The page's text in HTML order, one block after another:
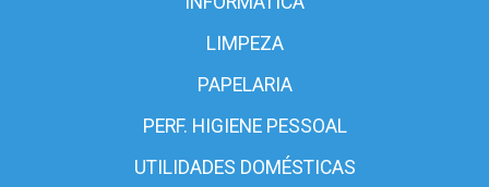
LIMPEZA
PAPELARIA
PERF. HIGIENE PESSOAL
UTILIDADES DOMÉSTICAS